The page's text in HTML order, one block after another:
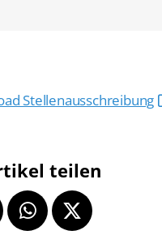
Stellenausschreibung
teilen